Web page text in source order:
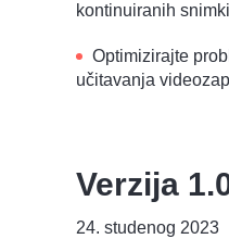
kontinuiranih
Optimizirajte
učitavanja
Verzija
24. studenog 2023